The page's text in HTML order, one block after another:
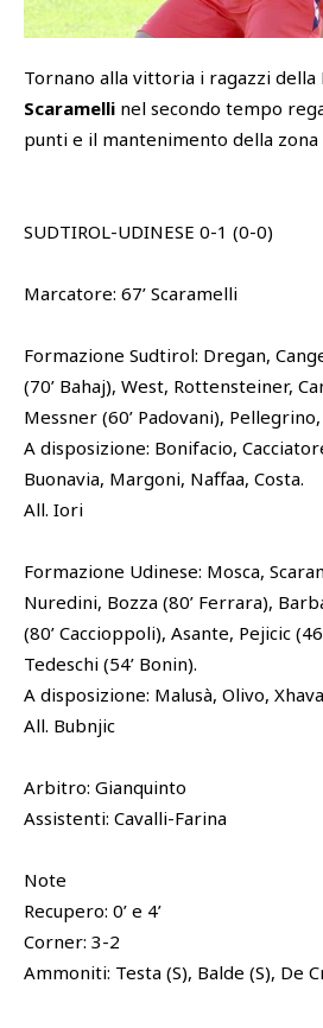
Tornano alla vittoria i ragazzi della
Scaramelli nel secondo tempo
punti e il mantenimento della zona
SUDTIROL-UDINESE 0-1 (0-0)
Marcatore: 67’ Scaramelli
Formazione Sudtirol: Dregan,
(70’ Bahaj), West, Rottensteiner,
Messner (60’ Padovani),
A disposizione: Bonifacio,
Buonavia, Margoni, Naffaa, Costa.
All. Iori
Formazione Udinese: Mosca,
Nuredini, Bozza (80’ Ferrara),
(80’ Caccioppoli), Asante, Pejicic
Tedeschi (54’ Bonin).
A disposizione: Malusà, Olivo,
All. Bubnjic
Arbitro: Gianquinto
Assistenti: Cavalli-Farina
Note
Recupero: 0’ e 4’
Corner: 3-2
Ammoniti: Testa (S), Balde (S), De